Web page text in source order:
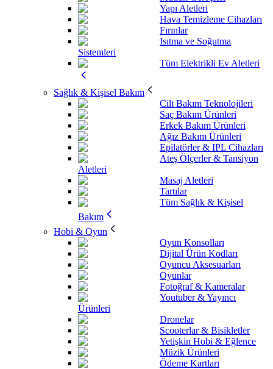
Yapı Aletleri
Hava Temizleme Cihazları
Fırınlar
Isıtma ve Soğutma
Sistemleri
Tüm Elektrikli Ev Aletleri
Sağlık & Kişisel Bakım
Cilt Bakım Teknolojileri
Saç Bakım Ürünleri
Erkek Bakım Ürünleri
Ağız Bakım Ürünleri
Epilatörler & IPL Cihazları
Ateş Ölçerler & Tansiyon
Aletleri
Masaj Aletleri
Tartılar
Tüm Sağlık & Kişisel
Bakım
Hobi & Oyun
Oyun Konsolları
Dijital Ürün Kodları
Oyuncu Aksesuarları
Oyunlar
Fotoğraf & Kameralar
Youtuber & Yayıncı
Ürünleri
Dronelar
Scooterlar & Bisikletler
Yetişkin Hobi & Eğlence
Müzik Ürünleri
Ödeme Kartları